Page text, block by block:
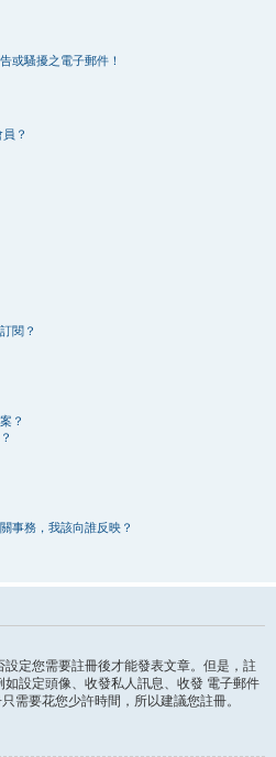
或騷擾之電子郵件！
？
閱？
？
事務，我該向誰反映？
定您需要註冊後才能發表文章。但是，註
設定頭像、收發私人訊息、收發 電子郵件
需要花您少許時間，所以建議您註冊。